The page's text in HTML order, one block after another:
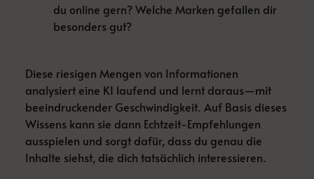
du online gern? Welche Marken gefallen dir
besonders gut?
Diese riesigen Mengen von Informationen
analysiert eine KI laufend und lernt daraus—mit
beeindruckender Geschwindigkeit. Auf Basis dieses
Wissens kann sie dann Echtzeit-Empfehlungen
ausspielen und sorgt dafür, dass du genau die
Inhalte siehst, die dich tatsächlich interessieren.